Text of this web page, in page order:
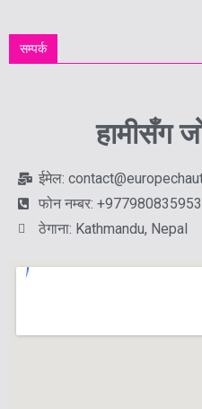
सम्पर्क
हामीसँग
ईमेल:
फोन नम्बर:
ठेगाना: Kathmandu, Nepal